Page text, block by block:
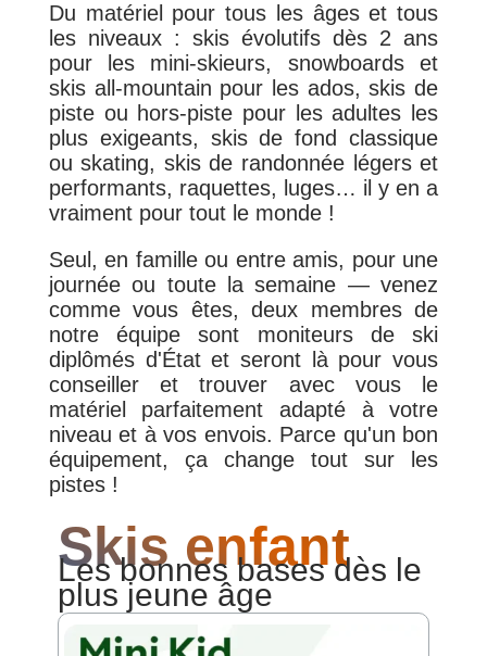
Du matériel pour tous les âges et tous
les niveaux : skis évolutifs dès 2 ans
pour les mini-skieurs, snowboards et
skis all-mountain pour les ados, skis de
piste ou hors-piste pour les adultes les
plus exigeants, skis de fond classique
ou skating, skis de randonnée légers et
performants, raquettes, luges… il y en a
vraiment pour tout le monde !
Seul, en famille ou entre amis, pour une
journée ou toute la semaine — venez
comme vous êtes, deux membres de
notre équipe sont moniteurs de ski
diplômés d'État et seront là pour vous
conseiller et trouver avec vous le
matériel parfaitement adapté à votre
niveau et à vos envois. Parce qu'un bon
équipement, ça change tout sur les
pistes !
Skis enfant
Les bonnes bases dès le
plus jeune âge